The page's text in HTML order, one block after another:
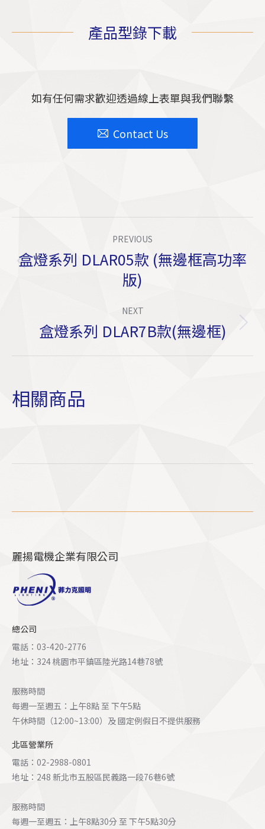
產品型錄下載
如有任何需求歡迎透過線上表單與我們聯繫
Contact Us
Navigation
PREVIOUS
Previous
project:
盒燈系列 DLAR05款 (無邊框高功率
版)
NEXT
Next
盒燈系列 DLAR7B款(無邊框)
相關商品
麗揚電機企業有限公司
總公司
電話：03-420-2776
地址：324 桃園市平鎮區陸光路14巷78號
服務時間
每週一至週五：上午8點 至 下午5點
午休時間（12:00~13:00）及 國定例假日不提供服務
北區營業所
電話：02-2988-0801
地址：248 新北市五股區民義路一段76巷6號
服務時間
每週一至週五：上午8點30分 至 下午5點30分